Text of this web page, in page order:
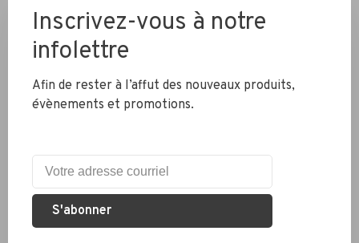
Livraison partout au Canada
Expédition rapide
Colis envoyés en 2 jours
Éco responsable
Nous recyclons les pneus, chambres à air et métaux
Inscrivez-vous à notre
infolettre
Afin de rester à l’affut des nouveaux produits,
évènements et promotions.
S'abonner